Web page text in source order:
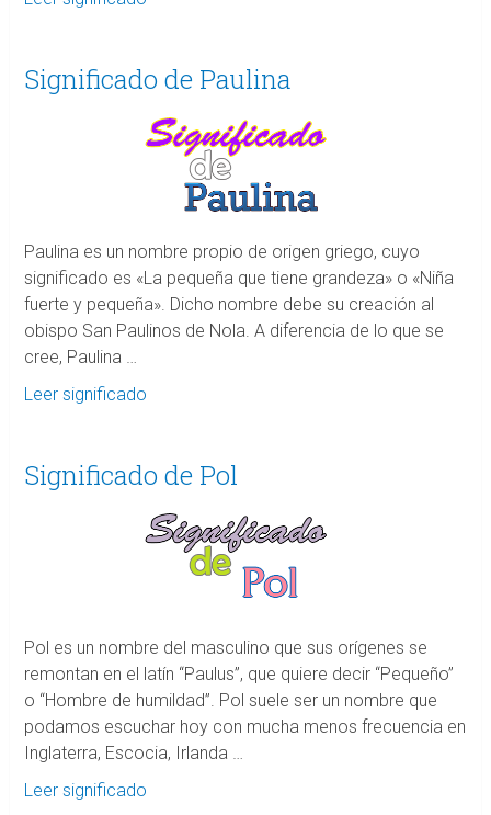
Significado de Paulina
Paulina es un nombre propio de origen griego, cuyo
significado es «La pequeña que tiene grandeza» o «Niña
fuerte y pequeña». Dicho nombre debe su creación al
obispo San Paulinos de Nola. A diferencia de lo que se
cree, Paulina …
Leer significado
Significado de Pol
Pol es un nombre del masculino que sus orígenes se
remontan en el latín “Paulus”, que quiere decir “Pequeño”
o “Hombre de humildad”. Pol suele ser un nombre que
podamos escuchar hoy con mucha menos frecuencia en
Inglaterra, Escocia, Irlanda …
Leer significado